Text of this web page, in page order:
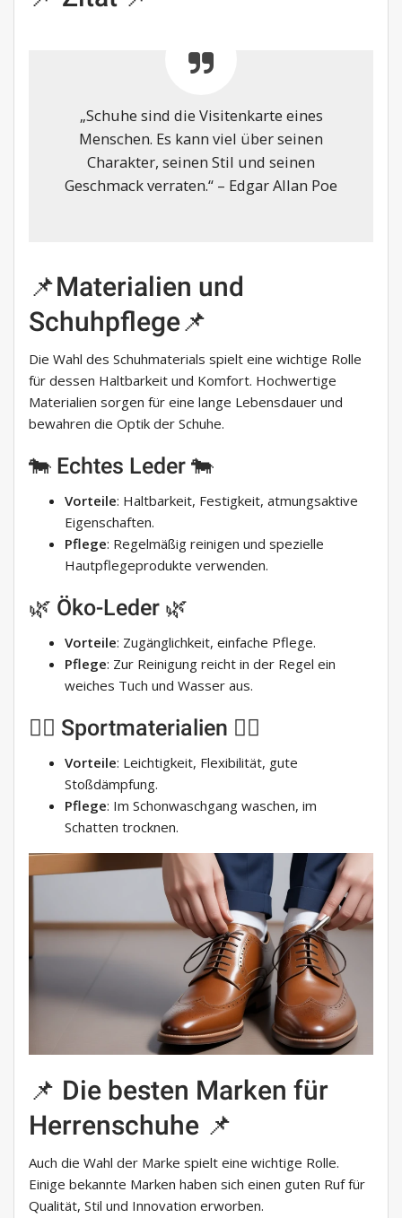
„Schuhe sind die Visitenkarte eines
Menschen. Es kann viel über seinen
Charakter, seinen Stil und seinen
Geschmack verraten.“ – Edgar Allan Poe
📌Materialien und
Schuhpflege📌
Die Wahl des Schuhmaterials spielt eine wichtige Rolle
für dessen Haltbarkeit und Komfort. Hochwertige
Materialien sorgen für eine lange Lebensdauer und
bewahren die Optik der Schuhe.
🐄 Echtes Leder 🐄
Vorteile: Haltbarkeit, Festigkeit, atmungsaktive
Eigenschaften.
Pflege: Regelmäßig reinigen und spezielle
Hautpflegeprodukte verwenden.
🌿 Öko-Leder 🌿
Vorteile: Zugänglichkeit, einfache Pflege.
Pflege: Zur Reinigung reicht in der Regel ein
weiches Tuch und Wasser aus.
🏋️‍♂️ Sportmaterialien 🏋️‍♂️
Vorteile: Leichtigkeit, Flexibilität, gute
Stoßdämpfung.
Pflege: Im Schonwaschgang waschen, im
Schatten trocknen.
📌 Die besten Marken für
Herrenschuhe 📌
Auch die Wahl der Marke spielt eine wichtige Rolle.
Einige bekannte Marken haben sich einen guten Ruf für
Qualität, Stil und Innovation erworben.